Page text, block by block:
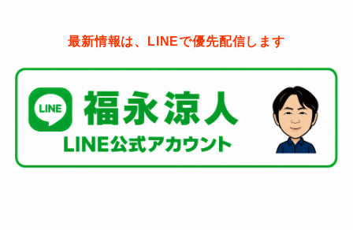
最新情報は、LINEで優先配信します